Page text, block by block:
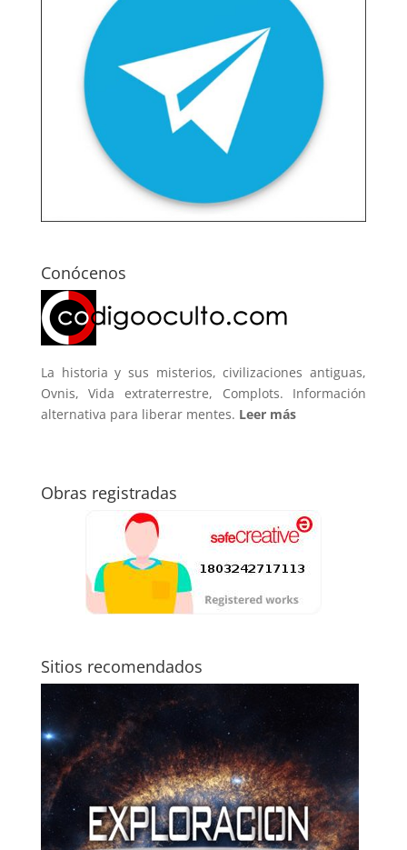
Conócenos
La historia y sus misterios, civilizaciones antiguas,
Ovnis, Vida extraterrestre, Complots. Información
alternativa para liberar mentes. Leer más
Obras registradas
Sitios recomendados